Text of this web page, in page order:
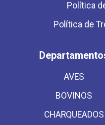
Política
Política de
AVES
BOVINOS
CHARQUEADOS